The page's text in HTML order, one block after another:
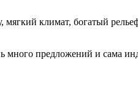
климат, богатый
предложений и сама